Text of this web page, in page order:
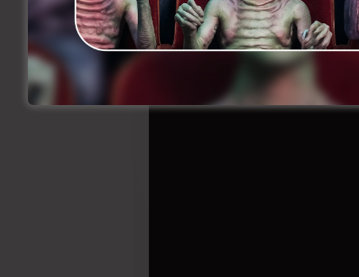
De kortspeelfilm van Abdel Benali is
tweede plaats ging naar Imhotep
Bekijk hier ook opnieuw onze